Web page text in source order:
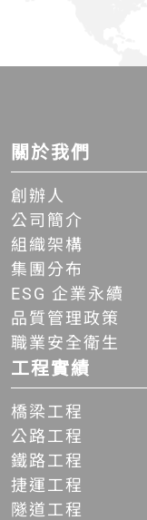
關於我們
創辦人
公司簡介
組織架構
集團分布
ESG 企業永續
品質管理政策
職業安全衛生
工程實績
橋梁工程
公路工程
鐵路工程
捷運工程
隧道工程